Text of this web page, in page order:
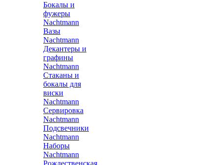
Бокалы и
фужеры
Nachtmann
Вазы
Nachtmann
Декантеры и
графины
Nachtmann
Стаканы и
бокалы для
виски
Nachtmann
Сервировка
Nachtmann
Подсвечники
Nachtmann
Наборы
Nachtmann
Рождественская